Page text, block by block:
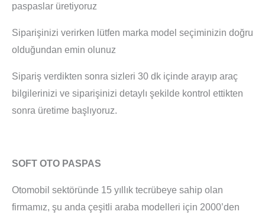
paspaslar üretiyoruz
Siparişinizi verirken lütfen marka model seçiminizin doğru
olduğundan emin olunuz
Sipariş verdikten sonra sizleri 30 dk içinde arayıp araç
bilgilerinizi ve siparişinizi detaylı şekilde kontrol ettikten
sonra üretime başlıyoruz.
SOFT OTO PASPAS
Otomobil sektöründe 15 yıllık tecrübeye sahip olan
firmamız, şu anda çeşitli araba modelleri için 2000’den